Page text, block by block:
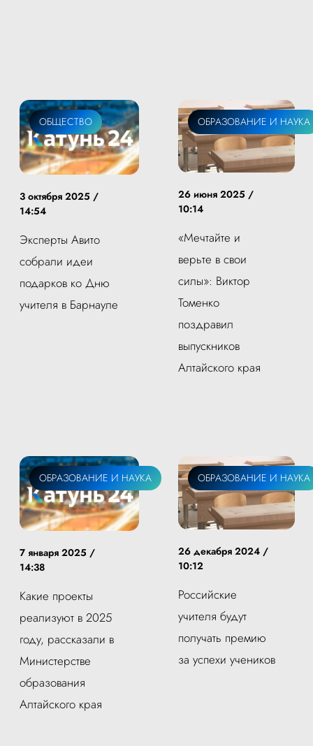
ОБЩЕСТВО
3 октября 2025 /
14:54
Эксперты Авито
собрали идеи
подарков ко Дню
учителя в Барнауле
ОБРАЗОВАНИЕ И НАУКА
26 июня 2025 /
10:14
«Мечтайте и
верьте в свои
силы»: Виктор
Томенко
поздравил
выпускников
Алтайского края
ОБРАЗОВАНИЕ И НАУКА
7 января 2025 /
14:38
Какие проекты
реализуют в 2025
году, рассказали в
Министерстве
образования
Алтайского края
ОБРАЗОВАНИЕ И НАУКА
26 декабря 2024 /
10:12
Российские
учителя будут
получать премию
за успехи учеников